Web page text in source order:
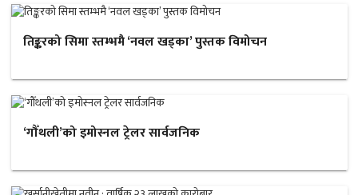
तिङ्करको सिमा स्तम्भमै ‘नवल खड्का’ पुस्तक विमोचन
‘गौँथली’को इमोस्नल ट्रेलर सार्वजनिक